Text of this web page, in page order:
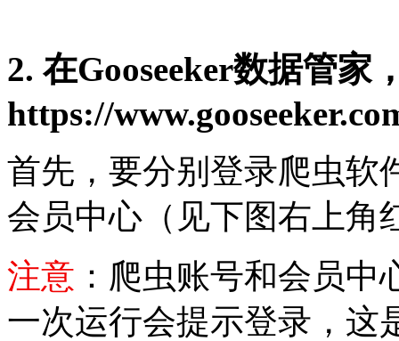
2. 在Gooseeker数据管家
https://
首先，要分别登录爬虫软
会员中心（见下图右上角
注意 ：爬虫账号和会员
一次运行会提示登录，这